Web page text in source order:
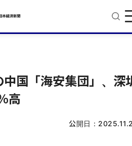
中国「海安集団」、深
高
公開日：